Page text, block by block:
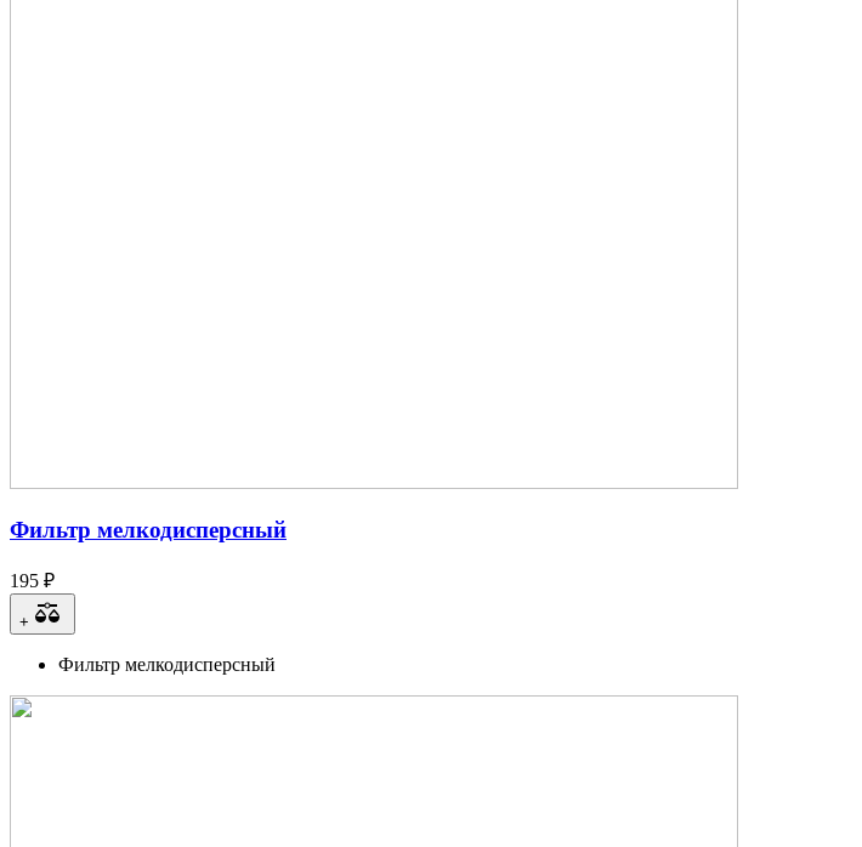
Фильтр мелкодисперсный
195 ₽
+
Фильтр мелкодисперсный